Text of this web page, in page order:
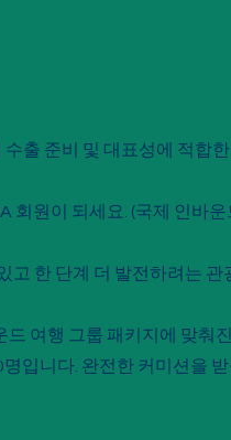
출 준비 및 대표성에 적합
회원이 되세요. (국제 인바
고 한 단계 더 발전하려는 관
드 여행 그룹 패키지에 맞춰
입니다. 완전한 커미션을